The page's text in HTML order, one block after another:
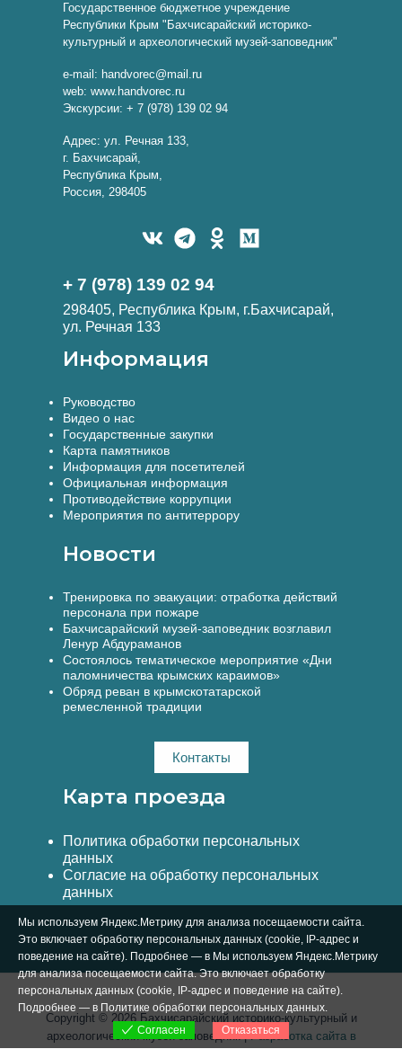
Государственное бюджетное учреждение
Республики Крым "Бахчисарайский историко-
культурный и археологический музей-заповедник"
e-mail: handvorec@mail.ru
web: www.handvorec.ru
Экскурсии: + 7 (978) 139 02 94
Адрес: ул. Речная 133,
г. Бахчисарай,
Республика Крым,
Россия, 298405
+ 7 (978) 139 02 94
298405, Республика Крым, г.Бахчисарай,
ул. Речная 133
Информация
Руководство
Видео о нас
Государственные закупки
Карта памятников
Информация для посетителей
Официальная информация
Противодействие коррупции
Мероприятия по антитеррору
Новости
Тренировка по эвакуации: отработка действий
персонала при пожаре
Бахчисарайский музей-заповедник возглавил
Ленур Абдураманов
Состоялось тематическое мероприятие «Дни
паломничества крымских караимов»
Обряд реван в крымскотатарской
ремесленной традиции
Контакты
Карта проезда
Политика обработки персональных
данных
Согласие на обработку персональных
данных
Copyright © 2026 Бахчисарайский историко-культурный и
археологический музей-заповедник |Разработка сайта в
Мы используем Яндекс.Метрику для анализа посещаемости сайта.
Это включает обработку персональных данных (cookie, IP-адрес и
поведение на сайте). Подробнее — в Мы используем Яндекс.Метрику
для анализа посещаемости сайта. Это включает обработку
персональных данных (cookie, IP-адрес и поведение на сайте).
Подробнее — в Политике обработки персональных данных.
Согласен
Отказаться